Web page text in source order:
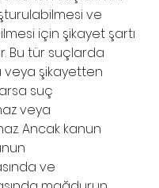
ve
için şikayet şartı
Bu tür suçlarda
veya şikayetten
suç
veya
Ancak kanun
ve